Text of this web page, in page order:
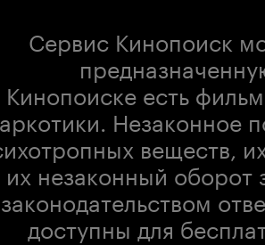
Сервис Кинопоиск
есть
Незаконное
веществ,
их незаконный оборот
законодательством
доступны для